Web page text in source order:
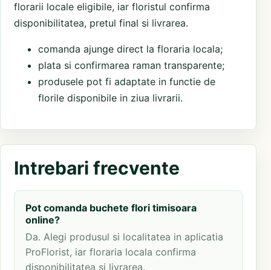
florarii locale eligibile, iar floristul confirma
disponibilitatea, pretul final si livrarea.
comanda ajunge direct la floraria locala;
plata si confirmarea raman transparente;
produsele pot fi adaptate in functie de
florile disponibile in ziua livrarii.
Intrebari frecvente
Pot comanda buchete flori timisoara
online?
Da. Alegi produsul si localitatea in aplicatia
ProFlorist, iar floraria locala confirma
disponibilitatea si livrarea.